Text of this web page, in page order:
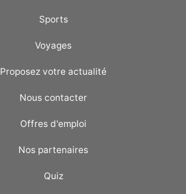
Sports
Voyages
Proposez votre actualité
Nous contacter
Offres d'emploi
Nos partenaires
Quiz